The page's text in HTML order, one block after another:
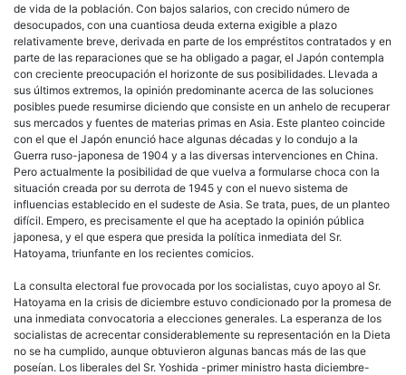
de vida de la población. Con bajos salarios, con crecido número de
desocupados, con una cuantiosa deuda externa exigible a plazo
relativamente breve, derivada en parte de los empréstitos contratados y en
parte de las reparaciones que se ha obligado a pagar, el Japón contempla
con creciente preocupación el horizonte de sus posibilidades. Llevada a
sus últimos extremos, la opinión predominante acerca de las soluciones
posibles puede resumirse diciendo que consiste en un anhelo de recuperar
sus mercados y fuentes de materias primas en Asia. Este planteo coincide
con el que el Japón enunció hace algunas décadas y lo condujo a la
Guerra ruso-japonesa de 1904 y a las diversas intervenciones en China.
Pero actualmente la posibilidad de que vuelva a formularse choca con la
situación creada por su derrota de 1945 y con el nuevo sistema de
influencias establecido en el sudeste de Asia. Se trata, pues, de un planteo
difícil. Empero, es precisamente el que ha aceptado la opinión pública
japonesa, y el que espera que presida la política inmediata del Sr.
Hatoyama, triunfante en los recientes comicios.
La consulta electoral fue provocada por los socialistas, cuyo apoyo al Sr.
Hatoyama en la crisis de diciembre estuvo condicionado por la promesa de
una inmediata convocatoria a elecciones generales. La esperanza de los
socialistas de acrecentar considerablemente su representación en la Dieta
no se ha cumplido, aunque obtuvieron algunas bancas más de las que
poseían. Los liberales del Sr. Yoshida -primer ministro hasta diciembre-